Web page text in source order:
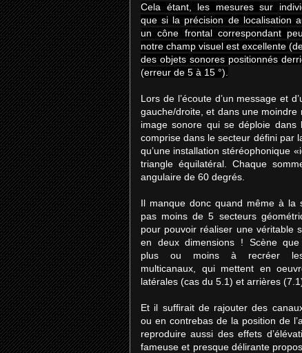
Cela étant, les mesures sur
que si la précision de localisation
un cône frontal correspondant
notre champ visuel est excellente
des objets sonores positionnés
(erreur de 5 à 15 °).
Lors de l’écoute d’un message et
gauche/droite, et dans une
image sonore qui se déploie
comprise dans le secteur défini par
qu’une installation stéréophonique
triangle équilatéral. Chaque
angulaire de 60 degrés.
Il manque donc quand même à la
pas moins de 5 secteurs
pour pouvoir réaliser une véritable
en deux dimensions ! Scène que
plus ou moins à recréer les
multicanaux, qui mettent en
latérales (cas du 5.1) et arrières
Et il suffirait de rajouter des
ou en contrebas de la position de
reproduire aussi des effets
fameuse et presque délirante